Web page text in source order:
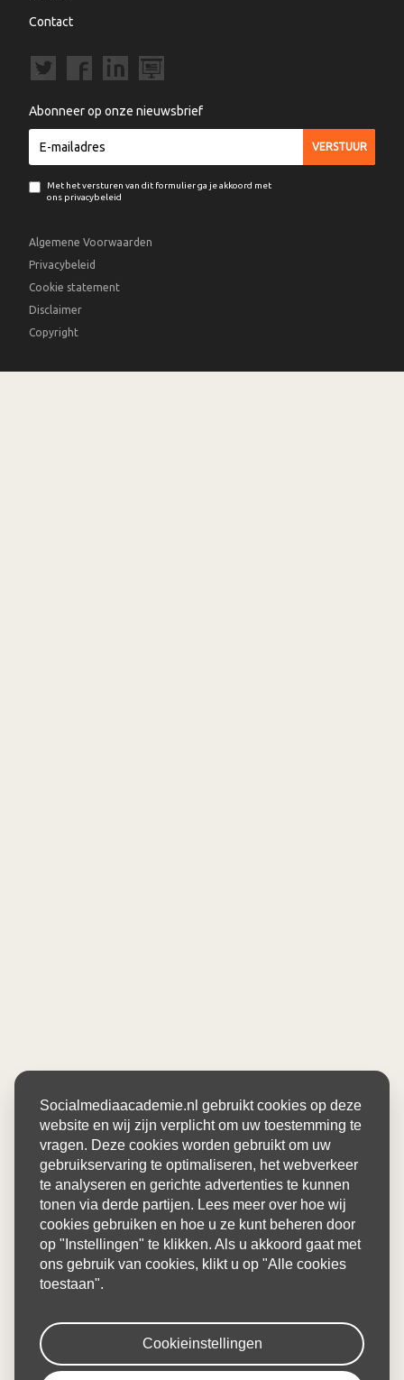
Contact
Abonneer op onze nieuwsbrief
Met het versturen van dit formulier ga je akkoord met
ons privacybeleid
Algemene Voorwaarden
Privacybeleid
Cookie statement
Disclaimer
Copyright
Socialmediaacademie.nl gebruikt cookies op deze
website en wij zijn verplicht om uw toestemming te
vragen. Deze cookies worden gebruikt om uw
gebruikservaring te optimaliseren, het webverkeer
te analyseren en gerichte advertenties te kunnen
tonen via derde partijen. Lees meer over hoe wij
cookies gebruiken en hoe u ze kunt beheren door
op "Instellingen" te klikken. Als u akkoord gaat met
ons gebruik van cookies, klikt u op "Alle cookies
toestaan".
Cookieinstellingen